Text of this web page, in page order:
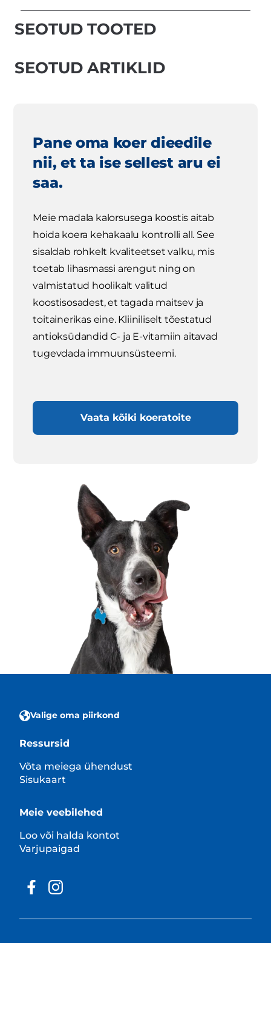
SEOTUD TOOTED
SEOTUD ARTIKLID
Pane oma koer dieedile
nii, et ta ise sellest aru ei
saa.
Meie madala kalorsusega koostis aitab
hoida koera kehakaalu kontrolli all. See
sisaldab rohkelt kvaliteetset valku, mis
toetab lihasmassi arengut ning on
valmistatud hoolikalt valitud
koostisosadest, et tagada maitsev ja
toitainerikas eine. Kliiniliselt tõestatud
antioksüdandid C- ja E-vitamiin aitavad
tugevdada immuunsüsteemi.
Vaata kõiki koeratoite
Valige oma piirkond
Ressursid
Võta meiega ühendust
Sisukaart
Meie veebilehed
Loo või halda kontot
Varjupaigad